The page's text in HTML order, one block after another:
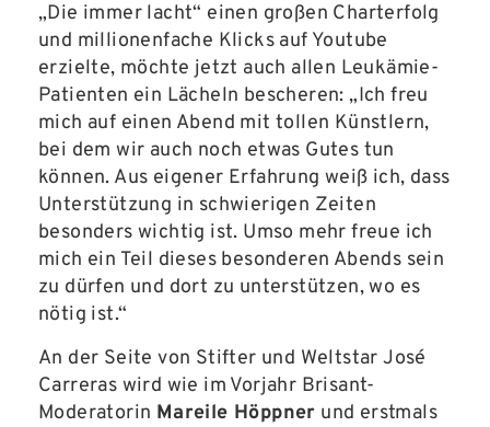
„Die immer lacht“ einen großen Charterfolg
und millionenfache Klicks auf Youtube
erzielte, möchte jetzt auch allen Leukämie-
Patienten ein Lächeln bescheren: „Ich freu
mich auf einen Abend mit tollen Künstlern,
bei dem wir auch noch etwas Gutes tun
können. Aus eigener Erfahrung weiß ich, dass
Unterstützung in schwierigen Zeiten
besonders wichtig ist. Umso mehr freue ich
mich ein Teil dieses besonderen Abends sein
zu dürfen und dort zu unterstützen, wo es
nötig ist.“
An der Seite von Stifter und Weltstar José
Carreras wird wie im Vorjahr Brisant-
Moderatorin Mareile Höppner und erstmals